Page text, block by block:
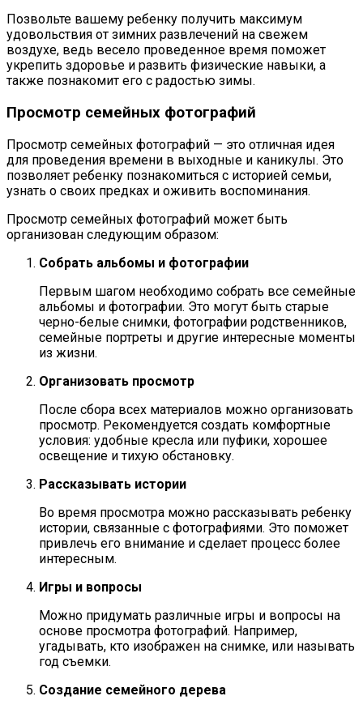
Позвольте вашему ребенку получить максимум
удовольствия от зимних развлечений на свежем
воздухе, ведь весело проведенное время поможет
укрепить здоровье и развить физические навыки, а
также познакомит его с радостью зимы.
Просмотр семейных фотографий
Просмотр семейных фотографий — это отличная идея
для проведения времени в выходные и каникулы. Это
позволяет ребенку познакомиться с историей семьи,
узнать о своих предках и оживить воспоминания.
Просмотр семейных фотографий может быть
организован следующим образом:
Собрать альбомы и фотографии
Первым шагом необходимо собрать все семейные
альбомы и фотографии. Это могут быть старые
черно-белые снимки, фотографии родственников,
семейные портреты и другие интересные моменты
из жизни.
Организовать просмотр
После сбора всех материалов можно организовать
просмотр. Рекомендуется создать комфортные
условия: удобные кресла или пуфики, хорошее
освещение и тихую обстановку.
Рассказывать истории
Во время просмотра можно рассказывать ребенку
истории, связанные с фотографиями. Это поможет
привлечь его внимание и сделает процесс более
интересным.
Игры и вопросы
Можно придумать различные игры и вопросы на
основе просмотра фотографий. Например,
угадывать, кто изображен на снимке, или называть
год съемки.
Создание семейного дерева